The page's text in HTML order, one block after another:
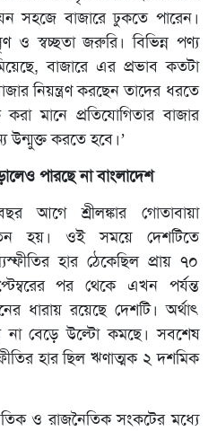
সহজে বাজারে ঢুকতে পারেন।
ও স্বচ্ছতা জরুরি। বিভিন্ন পণ্য
বাজারে এর প্রভাব কতটা
নিয়ন্ত্রণ করছেন তাদের ধরতে
মানে প্রতিযোগিতার বাজার
উন্মুক্ত করতে হবে।’
পারছে না বাংলাদেশ
আগে শ্রীলঙ্কার গোতাবায়া
হয়। ওই সময়ে দেশটিতে
হার ঠেকেছিল প্রায় ৭০
পর থেকে এখন পর্যন্ত
ধারায় রয়েছে দেশটি। অর্থাৎ
না বেড়ে উল্টো কমছে। সবশেষ
হার ছিল ঋণাত্মক ২ দশমিক
ও রাজনৈতিক সংকটের মধ্যে